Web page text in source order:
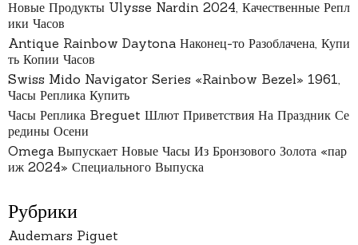
Новые Продукты Ulysse Nardin 2024, Качественные Репл
ики Часов
Antique Rainbow Daytona Наконец-то Разоблачена, Купи
ть Копии Часов
Swiss Mido Navigator Series «Rainbow Bezel» 1961,
Часы Реплика Купить
Часы Реплика Breguet Шлют Приветствия На Праздник Се
редины Осени
Omega Выпускает Новые Часы Из Бронзового Золота «пар
иж 2024» Специального Выпуска
Рубрики
Audemars Piguet